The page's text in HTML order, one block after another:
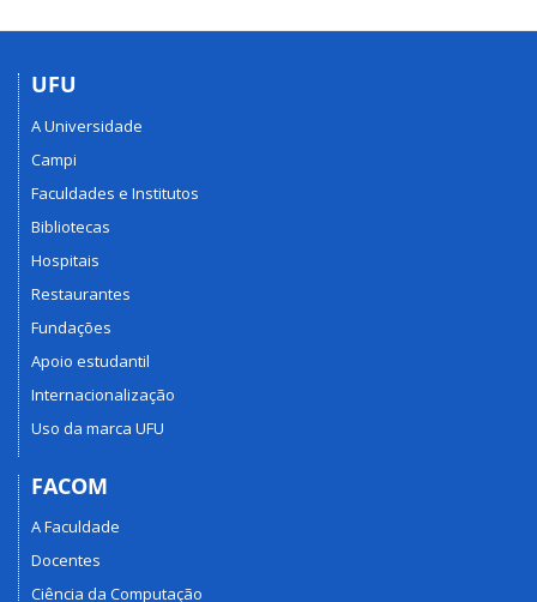
UFU
A Universidade
Campi
Faculdades e Institutos
Bibliotecas
Hospitais
Restaurantes
Fundações
Apoio estudantil
Internacionalização
Uso da marca UFU
FACOM
A Faculdade
Docentes
Ciência da Computação